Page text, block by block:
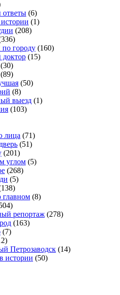
(6)
(1)
(208)
городу (160)
(15)
(30)
(89)
(50)
(8)
выезд (1)
(103)
лица (71)
(51)
(201)
углом (5)
(268)
(5)
главном (8)
репортаж (278)
(163)
(7)
Петрозаводск (14)
истории (50)